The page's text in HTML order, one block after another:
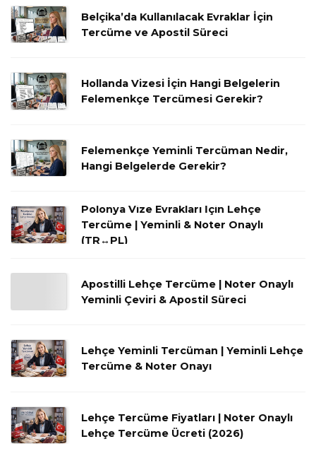
Belçika’da Kullanılacak Evraklar İçin
Tercüme ve Apostil Süreci
Hollanda Vizesi İçin Hangi Belgelerin
Felemenkçe Tercümesi Gerekir?
Felemenkçe Yeminli Tercüman Nedir,
Hangi Belgelerde Gerekir?
Polonya Vize Evrakları İçin Lehçe
Tercüme | Yeminli & Noter Onaylı
(TR↔PL)
Apostilli Lehçe Tercüme | Noter Onaylı
Yeminli Çeviri & Apostil Süreci
Lehçe Yeminli Tercüman | Yeminli Lehçe
Tercüme & Noter Onayı
Lehçe Tercüme Fiyatları | Noter Onaylı
Lehçe Tercüme Ücreti (2026)